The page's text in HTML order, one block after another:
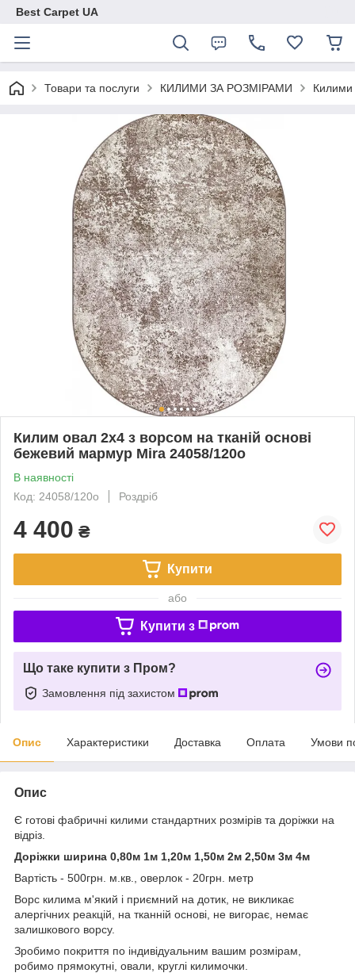
Best Carpet UA
Товари та послуги КИЛИМИ ЗА РОЗМІРАМИ Килими
Килим овал 2х4 з ворсом на тканій основі
бежевий мармур Mira 24058/120о
В наявності
Код: 24058/120о
Роздріб
4 400 ₴
Купити
або
Купити з
Що таке купити з Пром?
Замовлення під захистом
Опис Характеристики Доставка Оплата Умови
Опис
Є готові фабричні килими стандартних розмірів та доріжки на
відріз.
Доріжки ширина 0,80м 1м 1,20м 1,50м 2м 2,50м 3м 4м
Вартість - 500грн. м.кв., оверлок - 20грн. метр
Ворс килима м'який і приємний на дотик, не викликає
алергічних реакцій, на тканній основі, не вигорає, немає
залишкового ворсу.
Зробимо покриття по індивідуальним вашим розмірам,
робимо прямокутні, овали, круглі килимочки.